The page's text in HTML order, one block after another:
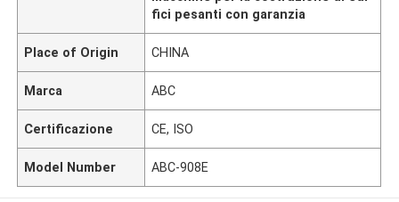
fici pesanti con garanzia
Place of Origin CHINA
Marca ABC
Certificazione CE, ISO
Model Number ABC-908E